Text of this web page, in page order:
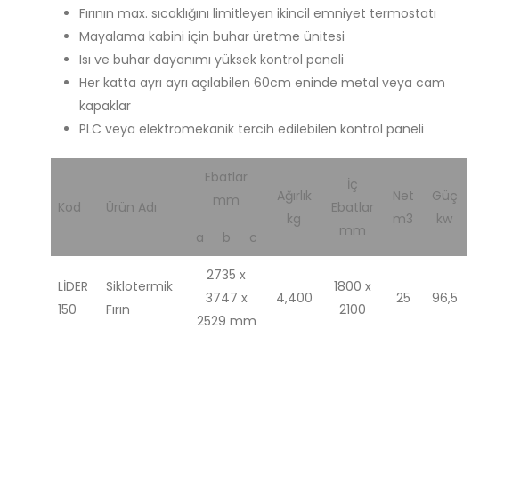
Fırının max. sıcaklığını limitleyen ikincil emniyet termostatı
Mayalama kabini için buhar üretme ünitesi
Isı ve buhar dayanımı yüksek kontrol paneli
Her katta ayrı ayrı açılabilen 60cm eninde metal veya cam
kapaklar
PLC veya elektromekanik tercih edilebilen kontrol paneli
Kod Ürün Adı
Ebatlar
mm
Ağırlık
kg
İç
Ebatlar
mm
Net
m3
Güç
kw
a
b c
LİDER
150
Siklotermik
Fırın
2735 x
3747 x
2529 mm
4,400
1800 x
2100
25 96,5